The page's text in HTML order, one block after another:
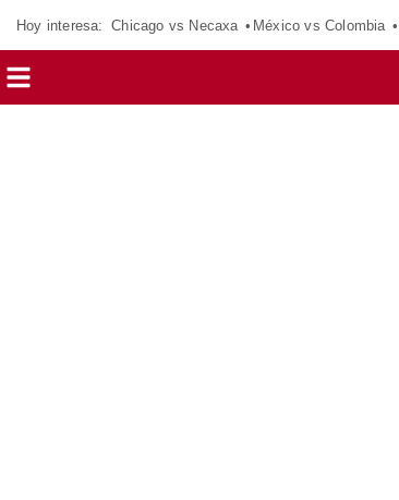
Hoy interesa: Chicago vs Necaxa México vs Colombia